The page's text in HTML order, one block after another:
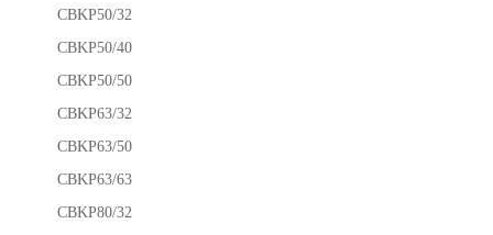
CBKP50/32
CBKP50/40
CBKP50/50
CBKP63/32
CBKP63/50
CBKP63/63
CBKP80/32